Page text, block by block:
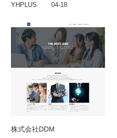
YHPLUS 04-18
株式会社DDM